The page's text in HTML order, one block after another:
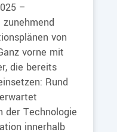
–
von
vorne mit
die bereits
Rund
der Technologie
innerhalb